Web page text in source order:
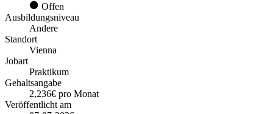
Offen
Ausbildungsniveau
Andere
Standort
Vienna
Jobart
Praktikum
Gehaltsangabe
2,236€ pro Monat
Veröffentlicht am